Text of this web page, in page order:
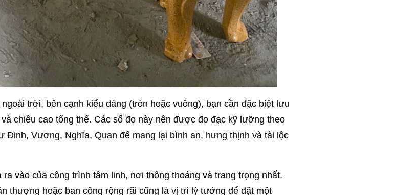
trời, bên cạnh kiểu dáng (tròn hoặc vuông), bạn cần đặc biệt lưu
chiều cao tổng thể. Các số đo này nên được đo đạc kỹ lưỡng theo
Đinh, Vương, Nghĩa, Quan để mang lại bình an, hưng thịnh và tài lộc
vào của công trình tâm linh, nơi thông thoáng và trang trọng nhất.
thượng hoặc ban công rộng rãi cũng là vị trí lý tưởng để đặt một